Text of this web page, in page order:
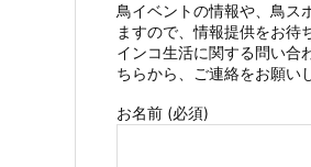
鳥イベントの情報や、鳥ス
ますので、情報提供をお待
インコ生活に関する問い合
ちらから、ご連絡をお願い
お名前 (必須)